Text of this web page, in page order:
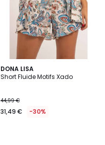
DONA LISA
Short Fluide Motifs Xado
44,99 €
31,49 € -30%